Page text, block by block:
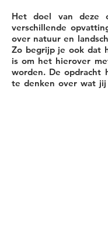
Het doel van deze
verschillende
over natuur en
Zo begrijp je ook dat
is om het hierover
worden. De opdracht
te denken over wat